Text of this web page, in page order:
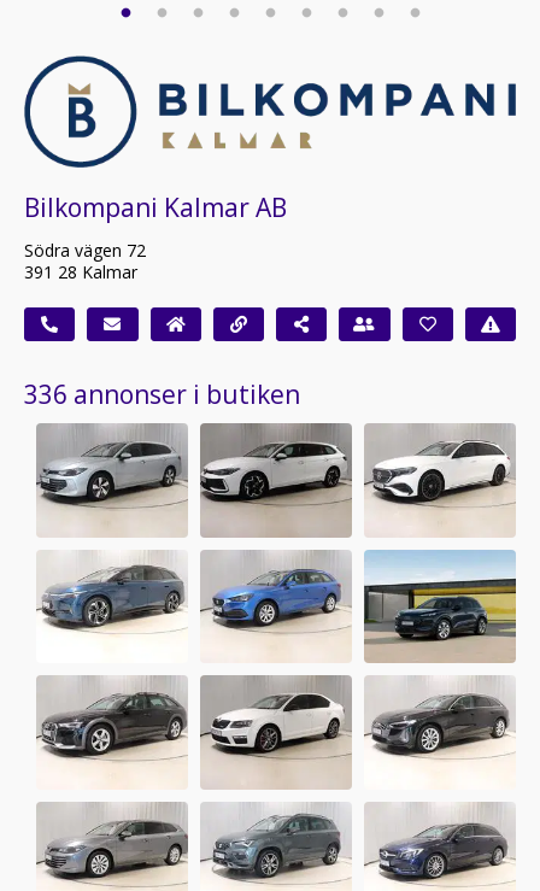
Bilkompani Kalmar AB
Södra vägen 72
391 28 Kalmar
336 annonser i butiken